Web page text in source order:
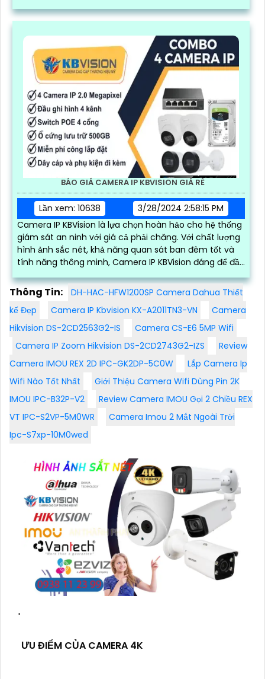
BÁO GIÁ CAMERA IP KBVISION GIÁ RÈ
Lần xem: 10638
3/28/2024 2:58:15 PM
Camera IP KBVision là lựa chọn hoàn hảo cho hệ thống
giám sát an ninh với giá cả phải chăng. Với chất lượng
hình ảnh sắc nét, khả năng quan sát ban đêm tốt và
tính năng thông minh, Camera IP KBVision đáng để đầu
Thông Tin:
DH-HAC-HFW1200SP Camera Dahua Thiết
kế Đẹp
Camera IP Kbvision KX-A2011TN3-VN
Camera
Hikvision DS-2CD2563G2-IS
Camera CS-E6 5MP Wifi
Camera IP Zoom Hikvision DS-2CD2743G2-IZS
Review
Camera IMOU REX 2D IPC-GK2DP-5C0W
Lắp Camera Ip
Wifi Nào Tốt Nhất
Giới Thiệu Camera Wifi Dùng Pin 2K
IMOU IPC-B32P-V2
Review Camera IMOU Gọi 2 Chiều REX
VT IPC-S2VP-5M0WR
Camera Imou 2 Mắt Ngoài Trời
Ipc-S7xp-10M0wed
'
ƯU ĐIỂM CỦA CAMERA 4K